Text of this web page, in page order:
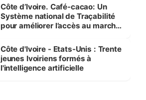
Côte d’Ivoire. Café-cacao: Un
Système national de Traçabilité
pour améliorer l’accès au marché
Côte d'Ivoire - Etats-Unis : Trente
jeunes Ivoiriens formés à
l'intelligence artificielle